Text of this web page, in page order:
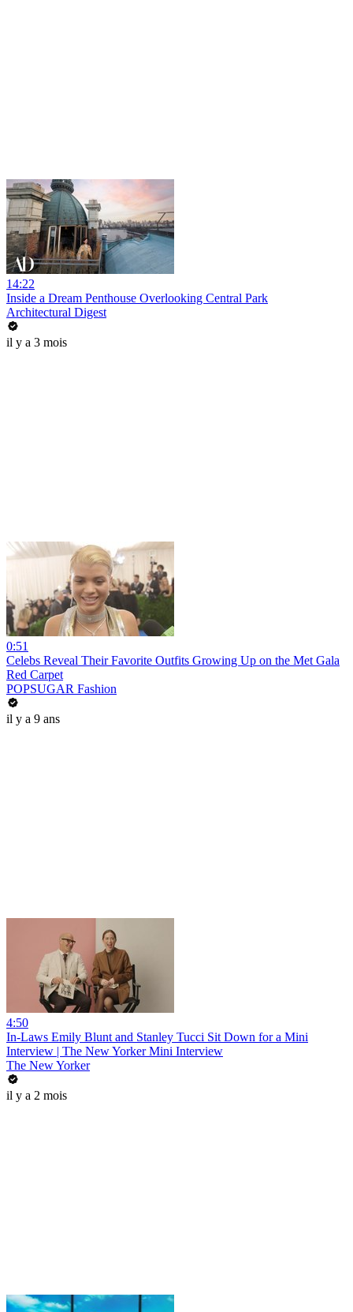
14:22
Inside a Dream Penthouse Overlooking Central Park
Architectural Digest
il y a 3 mois
0:51
Celebs Reveal Their Favorite Outfits Growing Up on the Met Gala
Red Carpet
POPSUGAR Fashion
il y a 9 ans
4:50
In-Laws Emily Blunt and Stanley Tucci Sit Down for a Mini
Interview | The New Yorker Mini Interview
The New Yorker
il y a 2 mois